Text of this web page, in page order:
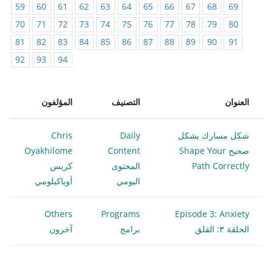
59
60 61 62 63 64 65 66 67 68
69
70
71 72 73 74 75 76 77 78 79
80
81
82 83 84 85 86 87 88 89 90
91
92
93 94
العنوان التصنيف المؤلفون
شكل مسارك بشكل
صحيح Shape Your
Path Correctly
Daily
Content
المحتوى
اليومي
Chris
Oyakhilome
كريس
أوياكيلومي
Episode 3: Anxiety
الحلقة ٣: القلق
Programs
برامج
Others
آخرون